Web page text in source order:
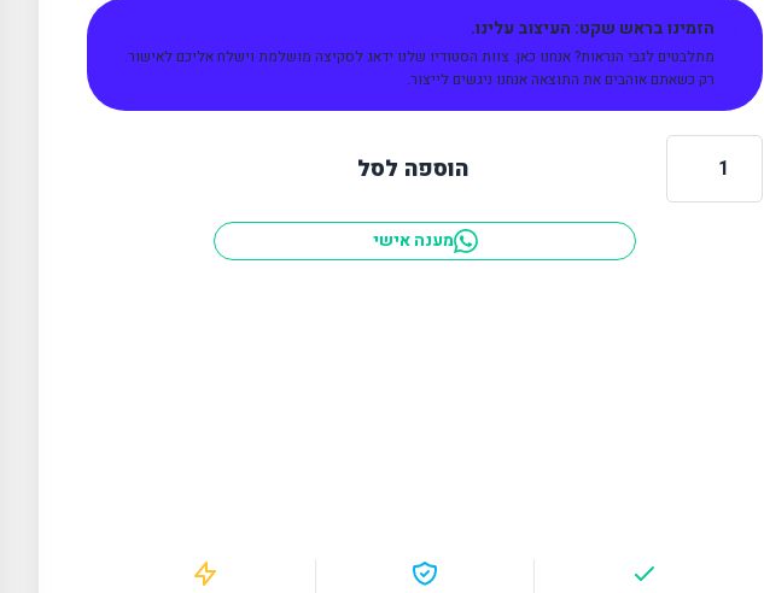
הזמינו בראש שקט: העיצוב עלינו.
מתלבטים לגבי הנראות? אנחנו כאן. צוות הסטודיו שלנו ידאג לסקיצה מושלמת וישלח אליכם לאישור.
רק כשאתם אוהבים את התוצאה אנחנו ניגשים לייצור.
כמות
של
הוספה לסל
מענה אישי